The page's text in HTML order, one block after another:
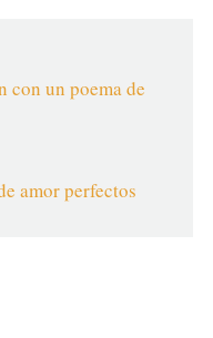
con un poema de
amor perfectos